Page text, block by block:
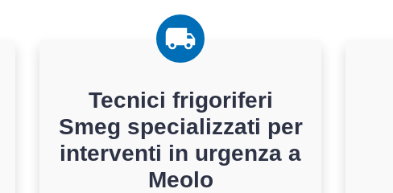
Tecnici frigoriferi
Smeg specializzati per
interventi in urgenza a
Meolo